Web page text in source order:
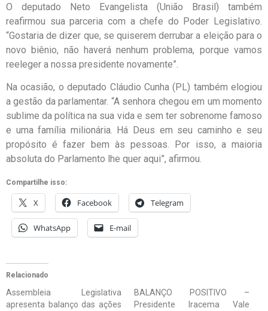
O deputado Neto Evangelista (União Brasil) também
reafirmou sua parceria com a chefe do Poder Legislativo.
“Gostaria de dizer que, se quiserem derrubar a eleição para o
novo biênio, não haverá nenhum problema, porque vamos
reeleger a nossa presidente novamente”.
Na ocasião, o deputado Cláudio Cunha (PL) também elogiou
a gestão da parlamentar. “A senhora chegou em um momento
sublime da política na sua vida e sem ter sobrenome famoso
e uma família milionária. Há Deus em seu caminho e seu
propósito é fazer bem às pessoas. Por isso, a maioria
absoluta do Parlamento lhe quer aqui”, afirmou.
Compartilhe isso:
X Facebook Telegram
WhatsApp E-mail
Relacionado
Assembleia Legislativa
apresenta balanço das ações
BALANÇO POSITIVO –
Presidente Iracema Vale